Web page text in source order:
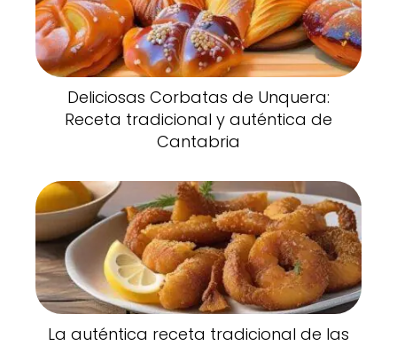
Deliciosas Corbatas de Unquera:
Receta tradicional y auténtica de
Cantabria
La auténtica receta tradicional de las